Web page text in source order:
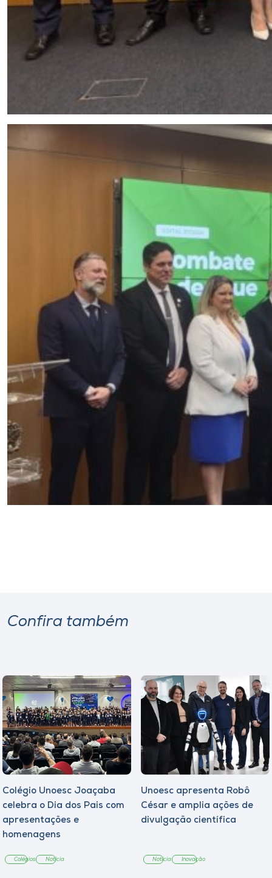
Confira também
Colégio Unoesc Joaçaba
celebra o Dia dos Pais com
apresentações e
homenagens
Colégios Notícia
Unoesc apresenta Robô
César e amplia ações de
divulgação científica
Notícia Inovação